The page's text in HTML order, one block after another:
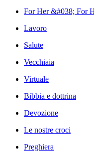
For Her &#038; For
Lavoro
Salute
Vecchiaia
Virtuale
Bibbia e dottrina
Devozione
Le nostre croci
Preghiera